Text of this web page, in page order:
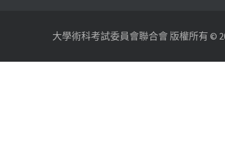
大學術科考試委員會聯合會 版權所有 ©